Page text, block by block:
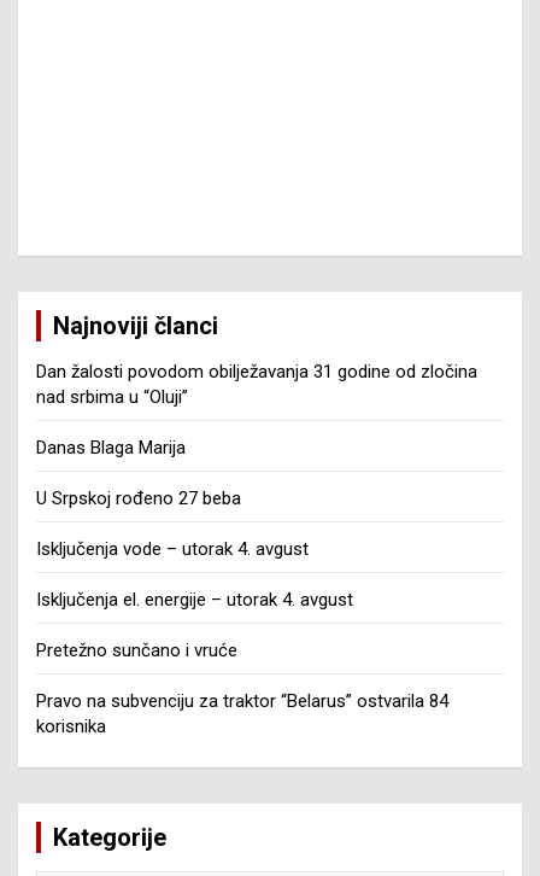
Najnoviji članci
Dan žalosti povodom obilježavanja 31 godine od zločina
nad srbima u “Oluji”
Danas Blaga Marija
U Srpskoj rođeno 27 beba
Isključenja vode – utorak 4. avgust
Isključenja el. energije – utorak 4. avgust
Pretežno sunčano i vruće
Pravo na subvenciju za traktor “Belarus” ostvarila 84
korisnika
Kategorije